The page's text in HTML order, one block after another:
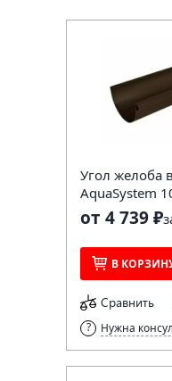
Угол желоба
AquaSystem
от 4 739 ₽
В
Сравнить
Нужна